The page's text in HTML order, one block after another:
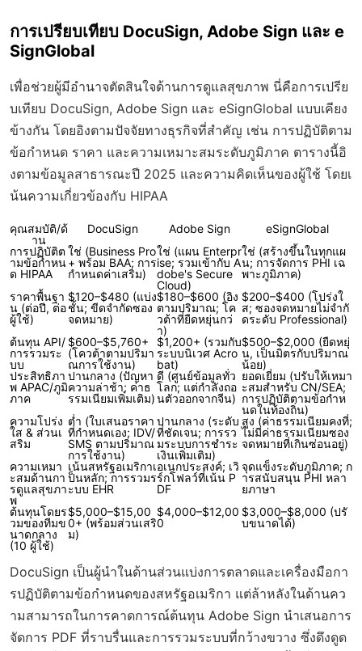
การเปรียบเทียบ DocuSign, Adobe Sign และ e
SignGlobal
เพื่อช่วยผู้มีอำนาจตัดสินใจด้านการดูแลสุขภาพ นี่คือการเปรีย
บเทียบ DocuSign, Adobe Sign และ eSignGlobal แบบเคียง
ข้างกัน โดยอิงตามปัจจัยทางธุรกิจที่สำคัญ เช่น การปฏิบัติตาม
ข้อกำหนด ราคา และความเหมาะสมระดับภูมิภาค ตารางนี้อิ
งตามข้อมูลสาธารณะปี 2025 และความคิดเห็นของผู้ใช้ โดยเ
น้นความเกี่ยวข้องกับ HIPAA
คุณสมบัติ/ด้
าน
DocuSign Adobe Sign
eSignGlobal
การปฏิบัติต
ามข้อกำหน
ด HIPAA
ใช่ (Business Pro
+ พร้อม BAA; การ
กำหนดค่าเสริม)
ใช่ (แผน Enterpr
ise; รวมเข้ากับ A
dobe's Secure
Cloud)
ใช่ (สร้างขึ้นในทุกแผ
น; การจัดการ PHI เฉ
พาะภูมิภาค)
ราคาพื้นฐา
น (ต่อปี, ต่อ
ผู้ใช้)
$120–$480 (แบ่ง
ชั้น; ขีดจำกัดซอง
จดหมาย)
$180–$600 (อิง
ตามปริมาณ; โค
วต้าที่ยืดหยุ่นกว่
า)
$200–$400 (โปร่งใ
ส; ซองจดหมายไม่จำกั
ดระดับ Professional)
ต้นทุน API/
การรวมระ
บบ
$600–$5,760+
(โควต้าตามปริมา
ณการใช้งาน)
$1,200+ (รวมกับ
ระบบนิเวศ Acro
bat)
$500–$2,000 (ยืดหยุ่
น, เป็นมิตรกับปริมาณ
น้อย)
ประสิทธิภา
พ APAC/ภูมิ
ภาค
ปานกลาง (ปัญหา
ความล่าช้า; ค่าธ
รรมเนียมเพิ่มเติม)
ดี (ศูนย์ข้อมูลทั่ว
โลก; แต่กำลังถอ
นตัวออกจากจีน)
ยอดเยี่ยม (ปรับให้เหมา
ะสมสำหรับ CN/SEA;
การปฏิบัติตามข้อกำห
นดในท้องถิ่น)
ความโปร่ง
ใส & ส่วนเ
สริม
ต่ำ (ใบเสนอราคา
ที่กำหนดเอง; IDV/
SMS ตามปริมาณ
การใช้งาน)
ปานกลาง (ระดับ
ที่ชัดเจน; การรว
มระบบการชำระ
เงินเพิ่มเติม)
สูง (ค่าธรรมเนียมคงที่;
ไม่มีค่าธรรมเนียมซอง
จดหมายที่เกินซ่อนอยู่)
ความเหมา
ะสมด้านกา
รดูแลสุขภา
พ
เน้นสหรัฐอเมริกาเ
ป็นหลัก; การรวมร
ะบบ EHR
อเนกประสงค์; เวิ
ร์กโฟลว์ที่เน้น P
DF
จุดแข็งระดับภูมิภาค; ก
ารสนับสนุน PHI หลา
ยภาษา
ต้นทุนโดยร
วมของทีมข
นาดกลาง
(10 ผู้ใช้)
$5,000–$15,00
0+ (พร้อมส่วนเสริ
ม)
$4,000–$12,00
0
$3,000–$8,000 (ปรั
บขนาดได้)
DocuSign เป็นผู้นำในด้านส่วนแบ่งการตลาดและเครื่องมือกา
รปฏิบัติตามข้อกำหนดของสหรัฐอเมริกา แต่ล้าหลังในด้านคว
ามสามารถในการคาดการณ์ต้นทุน Adobe Sign นำเสนอการ
จัดการ PDF ที่ราบรื่นและการรวมระบบที่กว้างขวาง ซึ่งดึงดูด